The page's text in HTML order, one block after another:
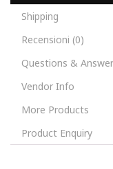
Shipping
Recensioni (0)
Questions &
Vendor Info
More Products
Product Enquiry